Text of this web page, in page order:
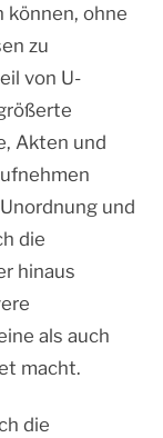
können, ohne
zu
von U-
Akten und
und
die
hinaus
als auch
macht.
die